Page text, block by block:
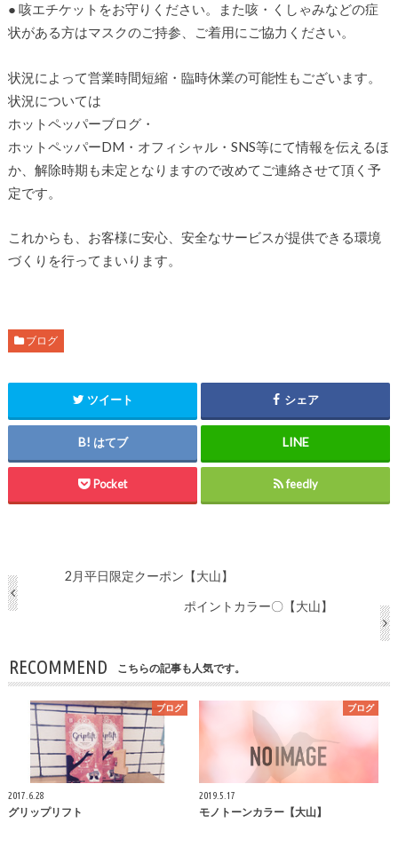
● 咳エチケットをお守りください。また咳・くしゃみなどの症
状がある方はマスクのご持参、ご着用にご協力ください。
状況によって営業時間短縮・臨時休業の可能性もございます。
状況については
ホットペッパーブログ・
ホットペッパーDM・オフィシャル・SNS等にて情報を伝えるほ
か、解除時期も未定となりますので改めてご連絡させて頂く予
定です。
これからも、お客様に安心、安全なサービスが提供できる環境
づくりを行ってまいります。
ブログ
ツイート シェア
はてブ
Pocket feedly
2月平日限定クーポン【大山】
ポイントカラー〇【大山】
RECOMMEND こちらの記事も人気です。
ブログ
2017.6.28
グリップリフト
ブログ
2019.5.17
モノトーンカラー【大山】